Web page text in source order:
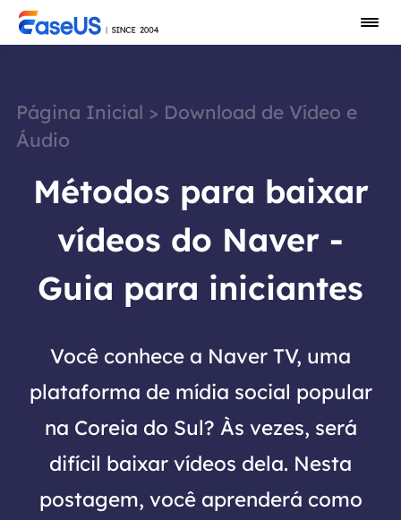
Página Inicial > Download de Vídeo e
Áudio
Métodos para baixar
vídeos do Naver -
Guia para iniciantes
Você conhece a Naver TV, uma
plataforma de mídia social popular
na Coreia do Sul? Às vezes, será
difícil baixar vídeos dela. Nesta
postagem, você aprenderá como